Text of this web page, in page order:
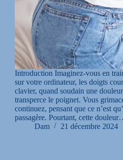
Introduction Imaginez-vous en
sur votre ordinateur, les doigts
clavier, quand soudain une
transperce le poignet. Vous
continuez, pensant que ce n’est
passagère. Pourtant, cette
Dam
21 décembre 2024